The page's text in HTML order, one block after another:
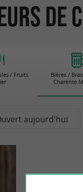
de
/ Fruits
Bières /
Charente
aujourd'hui